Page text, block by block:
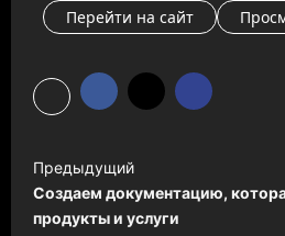
Перейти на сайт
а
в
Предыдущий
Создаем документацию,
продукты и услуги